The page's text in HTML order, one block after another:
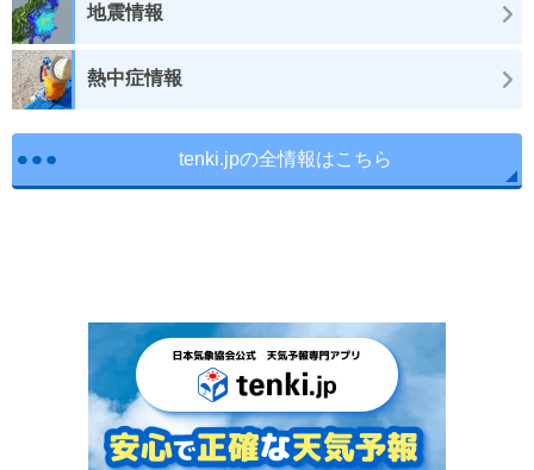
地震情報
熱中症情報
tenki.jpの全情報はこちら